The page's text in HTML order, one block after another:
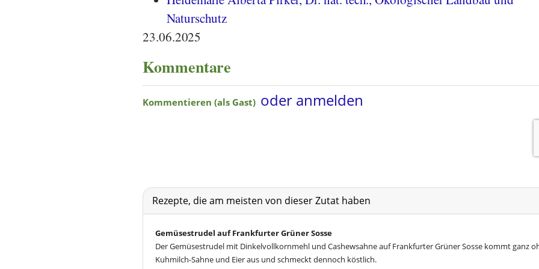
Naturschutz
23.06.2025
Kommentare
Rezepte, die am meisten von dieser Zutat haben
Gemüsestrudel auf Frankfurter Grüner Sosse
Der Gemüsestrudel mit Dinkelvollkornmehl und Cashewsahne auf Frankfurter Grüner Sosse kommt ganz
Kuhmilch-Sahne und Eier aus und schmeckt dennoch köstlich.